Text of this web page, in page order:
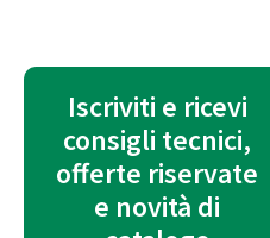
Iscriviti e ricevi
consigli tecnici,
offerte riservate
e novità di